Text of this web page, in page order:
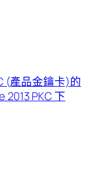
(產品金鑰卡)的
2013 PKC 下